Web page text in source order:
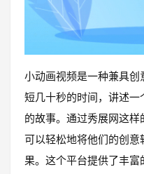
小动画视频是一种兼具
短几十秒的时间，讲述
的故事。通过秀展网这
可以轻松地将他们的创
果。这个平台提供了丰